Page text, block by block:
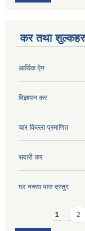
कर तथा
आर्थिक ऐन
विज्ञापन कर
चार किल्ला प्रमाणित
सवारी कर
घर नक्सा पास दस्तुर
Pages1 2